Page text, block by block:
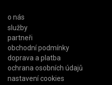
o nás
služby
partneři
obchodní podmínky
doprava a platba
ochrana osobních údajů
nastavení cookies